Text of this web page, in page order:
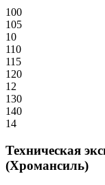
100
105
10
110
115
120
12
130
140
14
Техническая
(Хромансиль)